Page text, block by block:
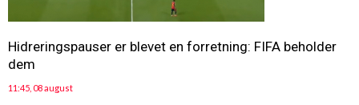
Hidreringspauser er blevet en forretning: FIFA beholder
dem
11:45, 08 august